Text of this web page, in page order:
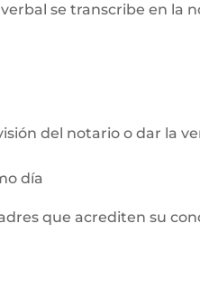
se transcribe en la
del notario o dar la
día
que acrediten su